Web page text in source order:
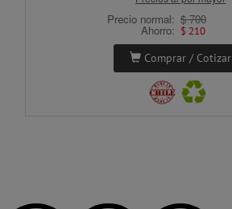
Precio normal: $ 700
Ahorro: $ 210
Comprar / Cotizar